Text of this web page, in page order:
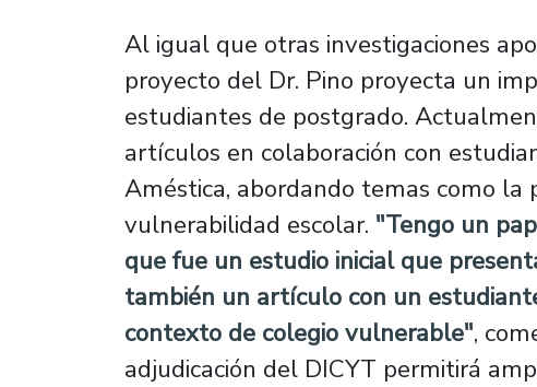
Al igual que otras investigaciones
proyecto del Dr. Pino proyecta un
estudiantes de postgrado.
artículos en colaboración con
Améstica, abordando temas como la
vulnerabilidad escolar. "Tengo un
que fue un estudio inicial que
también un artículo con un
contexto de colegio vulnerable",
adjudicación del DICYT permitirá